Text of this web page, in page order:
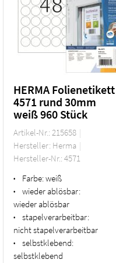
HERMA Folienetikett
4571 rund 30mm
weiß 960 Stück
Artikel-Nr.: 215658
Hersteller: Herma
Hersteller-Nr.: 4571
• Farbe:weiß
•
wieder ablösbar:
wieder ablösbar
•
stapelverarbeitbar:
nicht stapelverarbeitbar
•
selbstklebend:
selbstklebend